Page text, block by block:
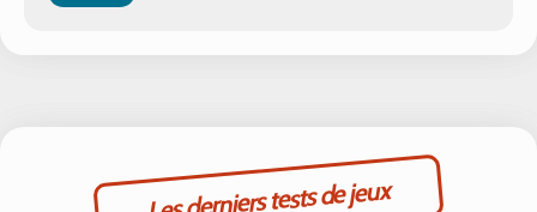
Les derniers tests de jeux